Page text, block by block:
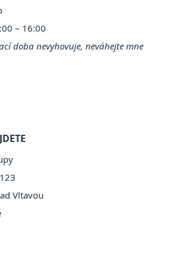
– 16:00
doba nevyhovuje, neváhejte mne
Vltavou